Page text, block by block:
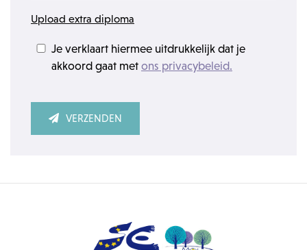
Upload extra diploma
Je verklaart hiermee uitdrukkelijk dat je
akkoord gaat met ons privacybeleid.
VERZENDEN